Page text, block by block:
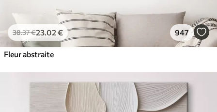
38.37€23.02 € 947
Fleur abstraite